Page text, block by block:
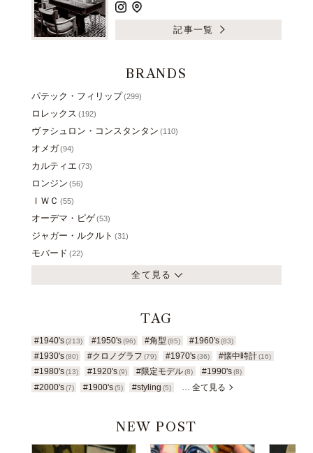
記事一覧
BRANDS
パテック・フィリップ(299)
ロレックス (192)
ヴァシュロン・コンスタンタン (110)
オメガ(94)
カルティエ (73)
ロンジン (56)
ＩＷＣ (55)
オーデマ・ピゲ(53)
ジャガー・ルクルト (31)
モバード (22)
全て見る
TAG
#1940's (213) #1950's(96) #角型 (85) #1960's (83)
#1930's (80) #クロノグラフ (79) #1970's(36) #懐中時計 (16)
#1980's (13) #1920's(9) #限定モデル(8) #1990's (8)
#2000's (7) #1900's(5) #styling (5) … 全て見る
NEW POST